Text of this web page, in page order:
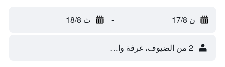
ن 17/8 - ث 18/8
2 من الضيوف، غرفة واحدة